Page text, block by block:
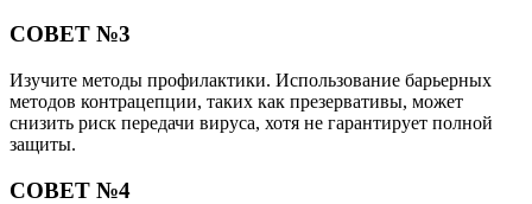
СОВЕТ №3
Изучите методы профилактики. Использование барьерных
методов контрацепции, таких как презервативы, может
снизить риск передачи вируса, хотя не гарантирует полной
защиты.
СОВЕТ №4